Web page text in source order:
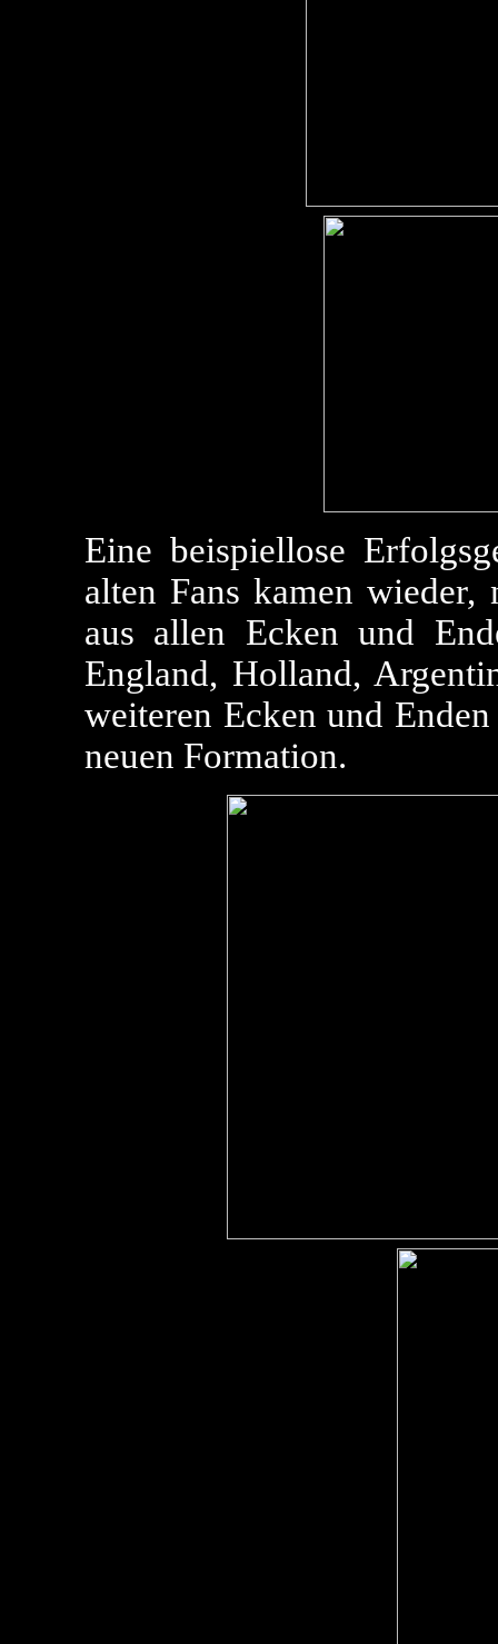
Eine beispiellose
alten Fans kamen
aus allen Ecken und
England, Holland,
weiteren Ecken und
neuen Formation.